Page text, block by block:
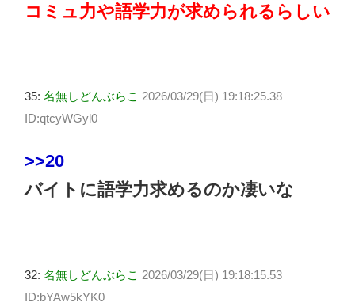
コミュ力や語学力が求められるらしい
35: 名無しどんぶらこ 2026/03/29(日) 19:18:25.38
ID:qtcyWGyl0
>>20
バイトに語学力求めるのか凄いな
32: 名無しどんぶらこ 2026/03/29(日) 19:18:15.53
ID:bYAw5kYK0